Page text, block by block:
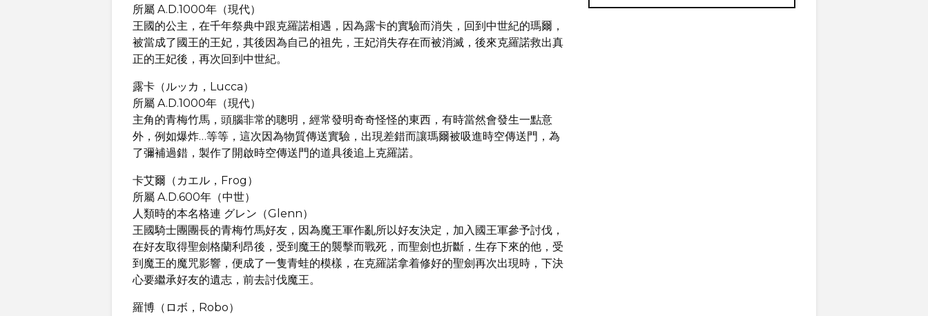
所屬 A.D.1000年（現代）
王國的公主，在千年祭典中跟克羅諾相遇，因為露卡的實驗而消失，回到中世紀的瑪爾，
被當成了國王的王妃，其後因為自己的祖先，王妃消失存在而被消滅，後來克羅諾救出真
正的王妃後，再次回到中世紀。
露卡（ルッカ，Lucca）
所屬 A.D.1000年（現代）
主角的青梅竹馬，頭腦非常的聰明，經常發明奇奇怪怪的東西，有時當然會發生一點意
外，例如爆炸…等等，這次因為物質傳送實驗，出現差錯而讓瑪爾被吸進時空傳送門，為
了彌補過錯，製作了開啟時空傳送門的道具後追上克羅諾。
卡艾爾（カエル，Frog）
所屬 A.D.600年（中世）
人類時的本名格連 グレン（Glenn）
王國騎士團團長的青梅竹馬好友，因為魔王軍作亂所以好友決定，加入國王軍參予討伐，
在好友取得聖劍格蘭利昂後，受到魔王的襲擊而戰死，而聖劍也折斷，生存下來的他，受
到魔王的魔咒影響，便成了一隻青蛙的模樣，在克羅諾拿着修好的聖劍再次出現時，下決
心要繼承好友的遺志，前去討伐魔王。
羅博（ロボ，Robo）